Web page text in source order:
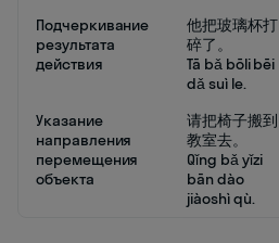
Подчеркивание
результата
действия
他把玻璃杯打
碎了。
Tā bǎ bōli bēi
dǎ suì le.
Указание
направления
перемещения
объекта
请把椅子搬到
教室去。
Qǐng bǎ yǐzi
bān dào
jiàoshì qù.